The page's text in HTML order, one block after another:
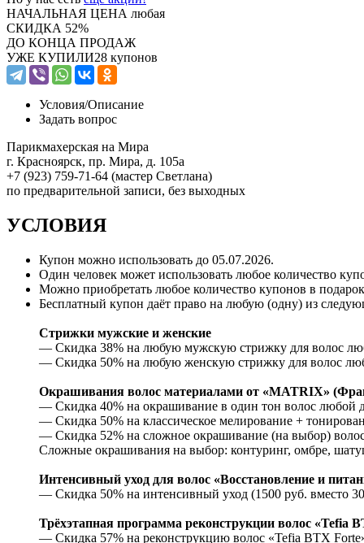
НАЧАЛЬНАЯ ЦЕНА любая
СКИДКА 52%
ДО КОНЦА ПРОДАЖ
УЖЕ КУПИЛИ28 купонов
Условия/Описание
Задать вопрос
Парикмахерская на Мира
г. Красноярск, пр. Мира, д. 105а
+7 (923) 759-71-64 (мастер Светлана)
по предварительной записи, без выходных
УСЛОВИЯ
Купон можно использовать до 05.07.2026.
Один человек может использовать любое количество
Можно приобретать любое количество купонов в
Бесплатный купон даёт право на любую (одну) из
Стрижки мужские и женские
— Скидка 38% на любую мужскую стрижку для волос
— Скидка 50% на любую женскую стрижку для волос
Окрашивания волос материалами от «MATRIX»
— Скидка 40% на окрашивание в один тон волос любой
— Скидка 50% на классическое мелирование +
— Скидка 52% на сложное окрашивание (на выбор)
Сложные окрашивания на выбор: контуринг, омбре,
Интенсивный уход для волос «Восстановление и
— Скидка 50% на интенсивный уход (1500 руб. вместо
Трёхэтапная программа реконструкции волос «Tefia
— Скидка 57% на реконструкцию волос «Tefia BTX